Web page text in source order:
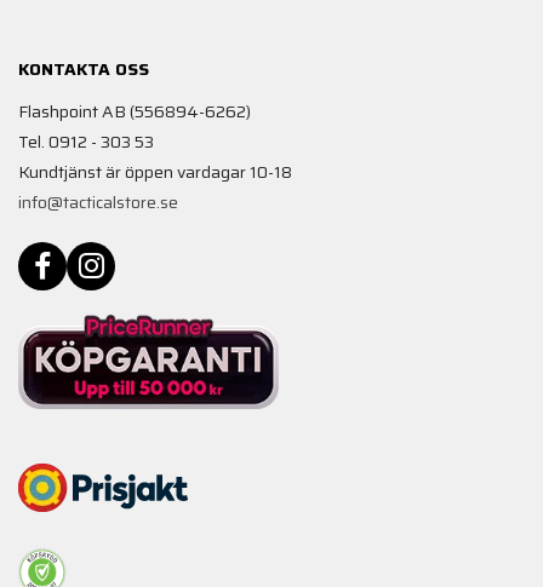
KONTAKTA OSS
Flashpoint AB (556894-6262)
Tel. 0912 - 303 53
Kundtjänst är öppen vardagar 10-18
info@tacticalstore.se